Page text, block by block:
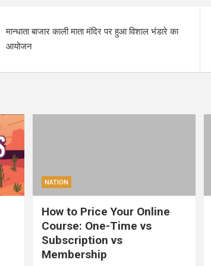
मान्धाता बाजार काली माता मंदिर पर हुआ विशाल भंडारे का
आयोजन
NATION
How to Price Your Online
Course: One-Time vs
Subscription vs
Membership